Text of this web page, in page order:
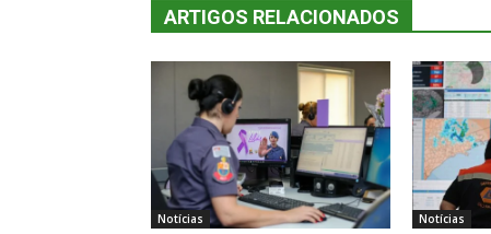
ARTIGOS RELACIONADOS
Notícias Notícias